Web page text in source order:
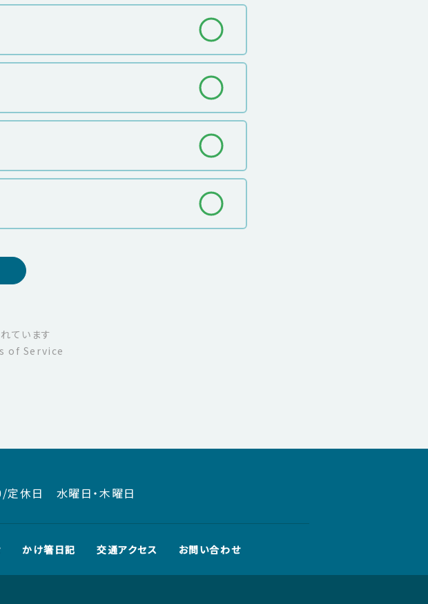
ています
of Service
定休日 水曜日・木曜日
かけ箸日記 交通アクセス お問い合わせ